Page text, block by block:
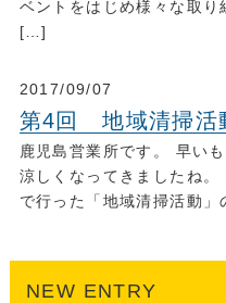
ベントをはじめ様々な取り
[…]
2017/09/07
第4回 地域清掃活
鹿児島営業所です。 早い
涼しくなってきましたね
で行った「地域清掃活動」
NEW ENTRY